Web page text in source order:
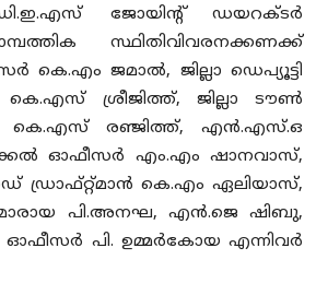
ജോയിന്റ് ഡയറക്ടര്‍
സ്ഥിതിവിവരനക്കണക്ക്
കെ.എം ജമാല്‍, ജില്ലാ ഡെപ്യൂട്ടി
ശ്രീജിത്ത്, ജില്ലാ ടൗണ്‍
കെ.എസ് രഞ്ജിത്ത്, എന്‍.എസ്.ഒ
ഓഫീസര്‍ എം.എം ഷാനവാസ്,
ഡ്രാഫ്റ്റ്മാന്‍ കെ.എം ഏലിയാസ്,
പി.അനഘ, എന്‍.ജെ ഷിബു,
പി. ഉമ്മര്‍കോയ എന്നിവര്‍